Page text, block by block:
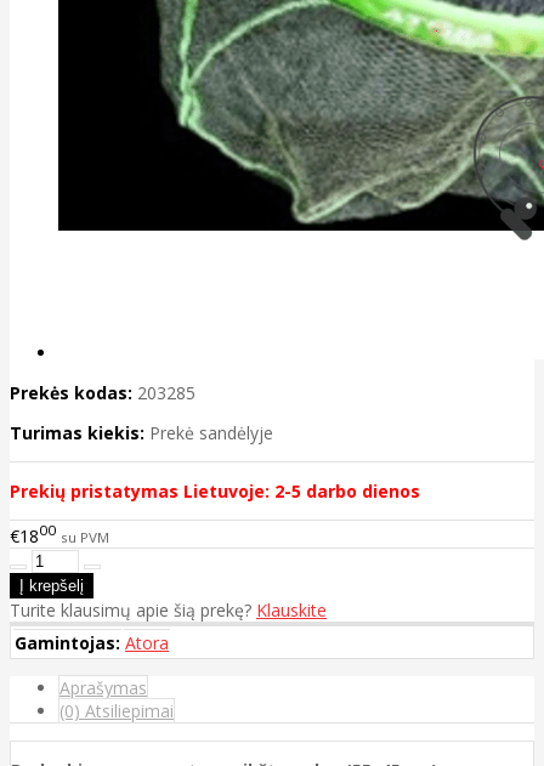
Prekės kodas: 203285
Turimas kiekis: Prekė sandėlyje
Prekių pristatymas Lietuvoje: 2-5 darbo dienos
€1800 su PVM
Turite klausimų apie šią prekę? Klauskite
Gamintojas: Atora
Aprašymas
(0) Atsiliepimai